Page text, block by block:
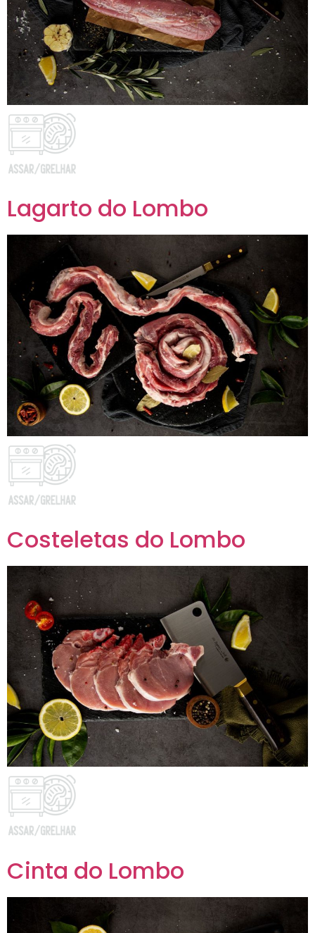
Lagarto do Lombo
Costeletas do Lombo
Cinta do Lombo